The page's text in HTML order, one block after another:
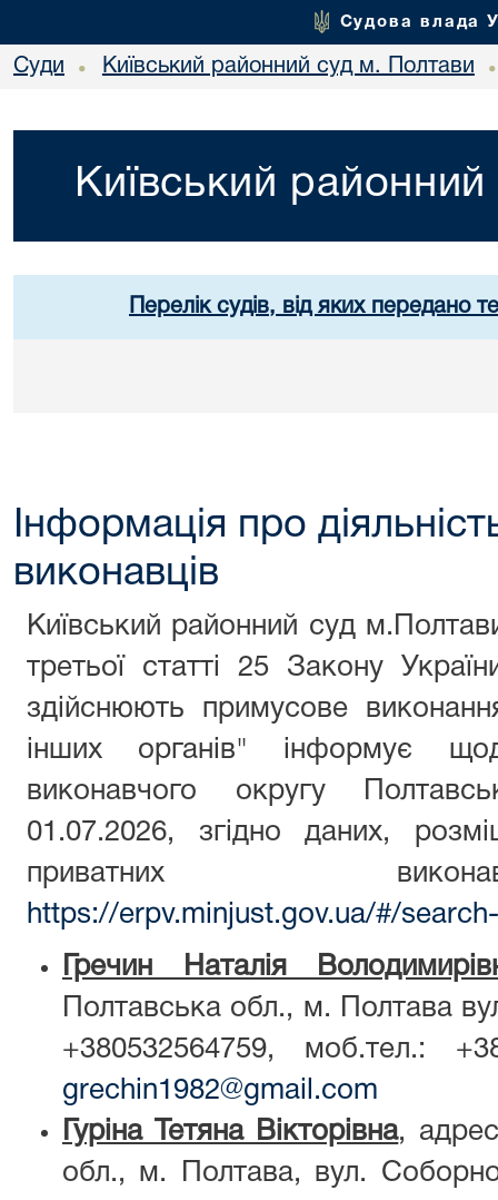
Судова влада
Суди • Київський районний суд м. Полтави •
Київський
Перелік судів, від яких передано
Інформація про
виконавців
Київський районний суд
третьої статті 25 Закону
здійснюють примусове
інших органів" інформує
виконавчого округу
01.07.2026, згідно даних,
приватних
https://erpv.minjust.gov.ua/#/
Гречин Наталія
Полтавська обл., м. Полтава
+380532564759, моб.тел.:
grechin1982@gmail.com
Гуріна Тетяна Вікторівна,
обл., м. Полтава, вул.